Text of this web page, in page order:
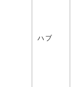
ハブ